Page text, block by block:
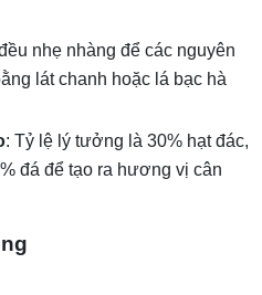
nhẹ nhàng để các nguyên
lát chanh hoặc lá bạc hà
: Tỷ lệ lý tưởng là 30% hạt đác,
đá để tạo ra hương vị cân